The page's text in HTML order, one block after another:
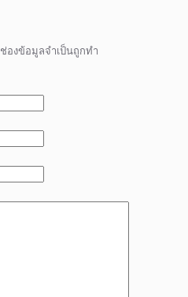
ช่องข้อมูลจำเป็นถูกทำ